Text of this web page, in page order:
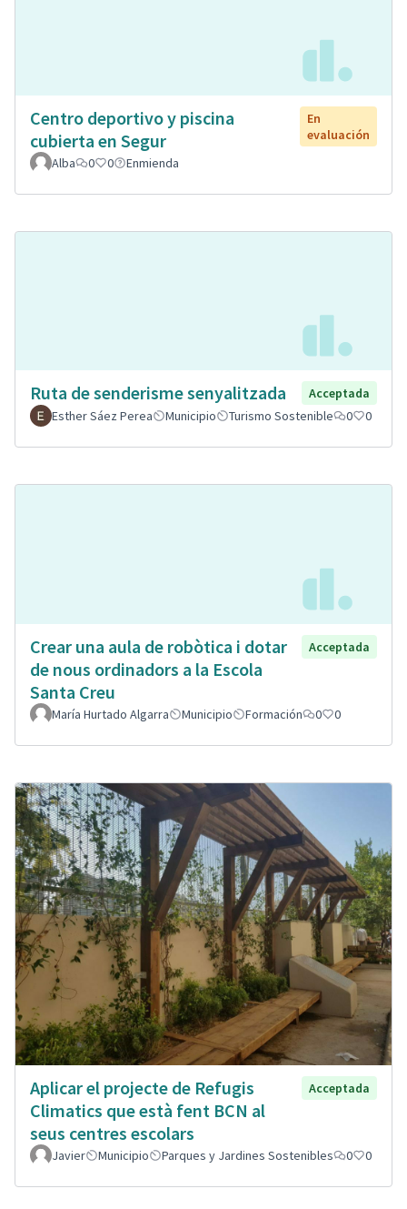
Centro deportivo y piscina
cubierta en Segur
En
evaluación
Alba
0 0 Enmienda
Ruta de senderisme senyalitzada
Acceptada
Esther Sáez Perea
Municipio Turismo Sostenible 0 0
Crear una aula de robòtica i dotar
de nous ordinadors a la Escola
Santa Creu
Acceptada
María Hurtado Algarra Municipio Formación 0 0
Aplicar el projecte de Refugis
Climatics que està fent BCN al
seus centres escolars
Acceptada
Javier Municipio Parques y Jardines Sostenibles 0 0